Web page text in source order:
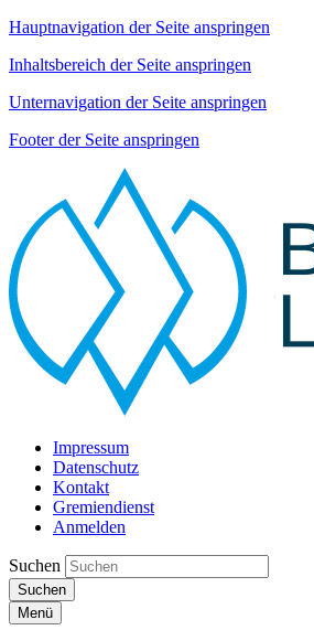
Hauptnavigation der Seite anspringen
Inhaltsbereich der Seite anspringen
Unternavigation der Seite anspringen
Footer der Seite anspringen
Impressum
Datenschutz
Kontakt
Gremiendienst
Anmelden
Suchen
Suchen
Menü